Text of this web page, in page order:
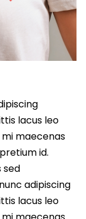
lacus leo
maecenas
id.
sed
adipiscing
lacus leo